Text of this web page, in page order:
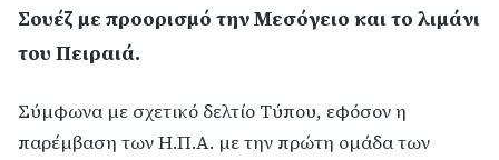
Σουέζ με προορισμό την Μεσόγειο και το λιμάνι
του Πειραιά.
Σύμφωνα με σχετικό δελτίο Τύπου, εφόσον η
παρέμβαση των Η.Π.Α. με την πρώτη ομάδα των